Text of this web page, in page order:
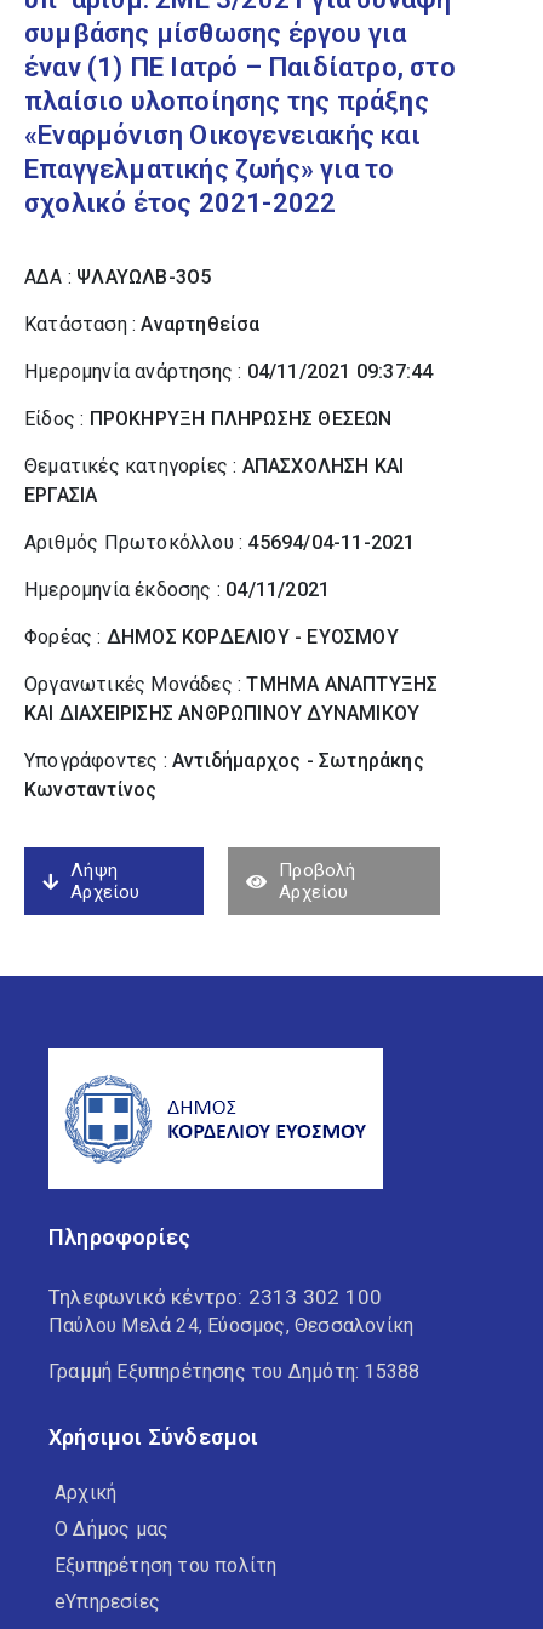
συμβάσης μίσθωσης έργου για
έναν (1) ΠΕ Ιατρό – Παιδίατρο, στο
πλαίσιο υλοποίησης της πράξης
«Εναρμόνιση Οικογενειακής και
Επαγγελματικής ζωής» για το
σχολικό έτος 2021-2022
ΑΔΑ : ΨΛΑΥΩΛΒ-3Ο5
Κατάσταση :Αναρτηθείσα
Ημερομηνία ανάρτησης : 04/11/2021 09:37:44
Είδος : ΠΡΟΚΗΡΥΞΗ ΠΛΗΡΩΣΗΣ ΘΕΣΕΩΝ
Θεματικές κατηγορίες : ΑΠΑΣΧΟΛΗΣΗ ΚΑΙ
ΕΡΓΑΣΙΑ
Αριθμός Πρωτοκόλλου : 45694/04-11-2021
Ημερομηνία έκδοσης : 04/11/2021
Φορέας : ΔΗΜΟΣ ΚΟΡΔΕΛΙΟΥ - ΕΥΟΣΜΟΥ
Οργανωτικές Μονάδες :ΤΜΗΜΑ ΑΝΑΠΤΥΞΗΣ
ΚΑΙ ΔΙΑΧΕΙΡΙΣΗΣ ΑΝΘΡΩΠΙΝΟΥ ΔΥΝΑΜΙΚΟΥ
Υπογράφοντες : Αντιδήμαρχος - Σωτηράκης
Κωνσταντίνος
Λήψη
Αρχείου
Προβολή
Αρχείου
Πληροφορίες
Τηλεφωνικό κέντρο: 2313 302 100
Παύλου Μελά 24, Εύοσμος, Θεσσαλονίκη
Γραμμή Εξυπηρέτησης του Δημότη: 15388
Χρήσιμοι Σύνδεσμοι
Αρχική
Ο Δήμος μας
Εξυπηρέτηση του πολίτη
eΥπηρεσίες